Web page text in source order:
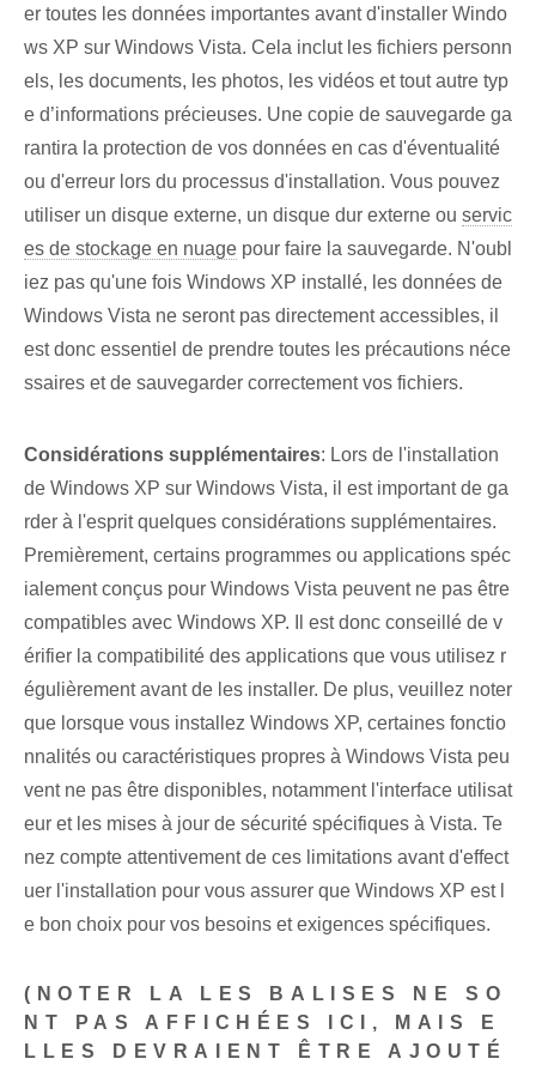
er ⁢toutes les données importantes avant d'installer Windo
ws XP sur Windows Vista. Cela inclut les fichiers personn
els, les documents, les photos, les vidéos et tout autre typ
e d’informations précieuses. Une copie de sauvegarde ga
rantira la protection de vos données en cas d'éventualité
ou d'erreur lors du processus d'installation. Vous pouvez
utiliser un disque externe, un disque dur externe ou servic
es de stockage en nuage pour faire la sauvegarde. N'oubl
iez pas qu'une fois Windows XP installé, les données de
Windows Vista ne seront pas directement accessibles, il
est donc essentiel de prendre toutes les précautions néce
ssaires et de sauvegarder correctement vos fichiers.
Considérations supplémentaires: Lors de l'installation
de Windows XP sur Windows Vista, il est important de ga
rder à l'esprit quelques considérations supplémentaires.
Premièrement, certains programmes ou applications spéc
ialement conçus pour Windows Vista peuvent ne pas être
compatibles avec Windows XP. Il est donc conseillé de v
érifier la compatibilité des applications que vous utilisez r
égulièrement avant de les installer. De plus, veuillez noter
que lorsque vous installez Windows XP, certaines fonctio
nnalités ou caractéristiques propres à Windows Vista peu
vent ne pas être disponibles, notamment l'interface utilisat
eur et les mises à jour de sécurité spécifiques à Vista. Te
nez compte attentivement de ces limitations avant d'effect
uer l'installation pour vous assurer que Windows XP est l
e bon choix pour vos besoins et exigences spécifiques.
(NOTER LA
LES BALISES NE SO
NT PAS AFFICHÉES ICI, MAIS E
LLES DEVRAIENT ÊTRE AJOUTÉ